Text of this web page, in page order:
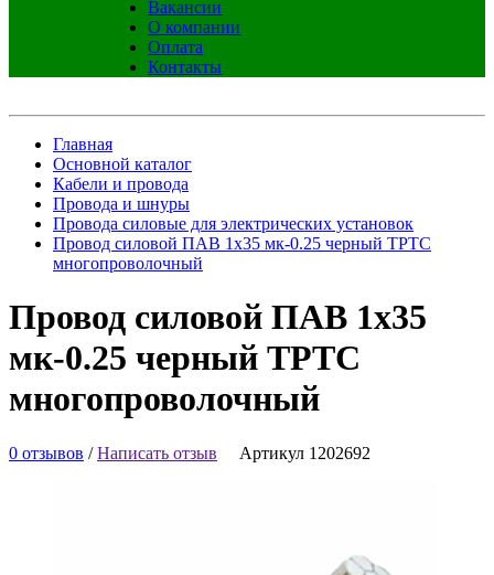
Вакансии
О компании
Оплата
Контакты
Главная
Основной каталог
Кабели и провода
Провода и шнуры
Провода силовые для электрических установок
Провод силовой ПАВ 1х35 мк-0.25 черный ТРТС
многопроволочный
Провод силовой ПАВ 1х35
мк-0.25 черный ТРТС
многопроволочный
0 отзывов /Написать отзыв Артикул 1202692